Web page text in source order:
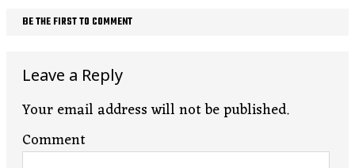
BE THE FIRST TO COMMENT
Leave a Reply
Your email address will not be published.
Comment